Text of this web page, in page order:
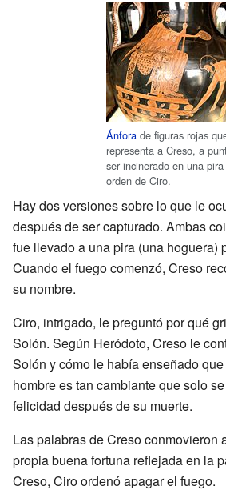
Ánfora de figuras rojas
representa a Creso, a
ser incinerado en una
orden de Ciro.
Hay dos versiones sobre lo que le
después de ser capturado. Ambas
fue llevado a una pira (una hoguera)
Cuando el fuego comenzó, Creso
su nombre.
Ciro, intrigado, le preguntó por qué
Solón. Según Heródoto, Creso le
Solón y cómo le había enseñado
hombre es tan cambiante que solo
felicidad después de su muerte.
Las palabras de Creso conmovieron
propia buena fortuna reflejada en la
Creso, Ciro ordenó apagar el fuego.